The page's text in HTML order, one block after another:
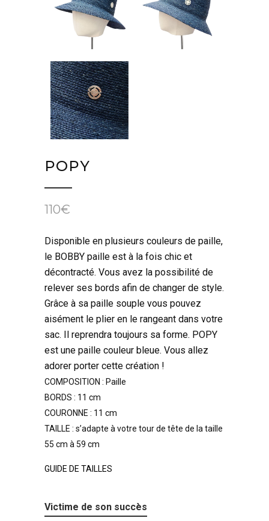
POPY
110€
Disponible en plusieurs couleurs de paille,
le BOBBY paille est à la fois chic et
décontracté. Vous avez la possibilité de
relever ses bords afin de changer de style.
Grâce à sa paille souple vous pouvez
aisément le plier en le rangeant dans votre
sac. Il reprendra toujours sa forme. POPY
est une paille couleur bleue. Vous allez
adorer porter cette création !
COMPOSITION : Paille
BORDS : 11 cm
COURONNE : 11 cm
TAILLE : s’adapte à votre tour de tête de la taille
55 cm à 59 cm
GUIDE DE TAILLES
Victime de son succès